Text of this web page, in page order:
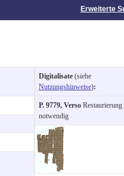
Erweiterte
Digitalisate (siehe
Nutzungshinweise):
P. 9779, Verso Restaurierung
notwendig